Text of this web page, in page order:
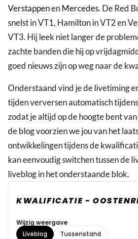
VerstappenenMercedes. De Red
snelst in VT1, Hamilton in VT2 en
VT3. Hij leek niet langer de
zachte banden die hij op
goed nieuws zijn op weg naar de
Onderstaand vind je de livetiming
tijden verversen automatisch
zodat je altijd op de hoogte bent
de blog voorzien we jou van het
ontwikkelingen tijdens de
kan eenvoudig switchen tussen de
liveblog in het onderstaande blok.
KWALIFICATIE -
Wijzig weergave
Liveblog
Tussenstand